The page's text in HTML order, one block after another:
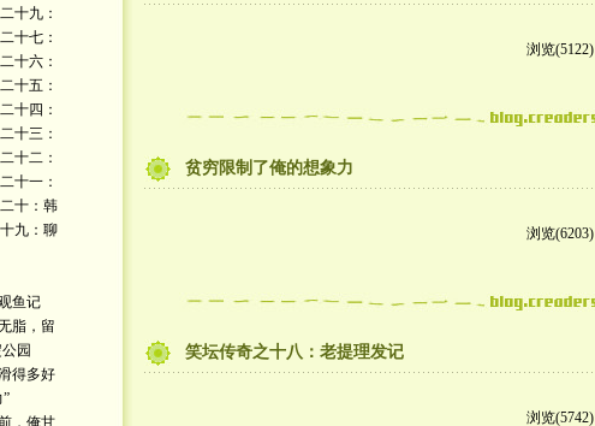
十九：
十七：
十六：
十五：
十四：
十三：
十二：
十一：
十：韩
九：聊
鱼记
脂，留
园
得多好
，俺甘
浏览(5122)
贫穷限制了俺的想象力
浏览(6203)
笑坛传奇之十八：老提理发记
浏览(5742)